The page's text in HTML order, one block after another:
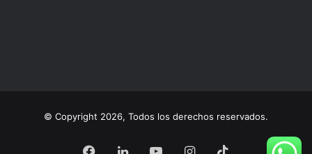
© Copyright 2026, Todos los derechos reservados.
Facebook
LinkedInYouTubeInstagram